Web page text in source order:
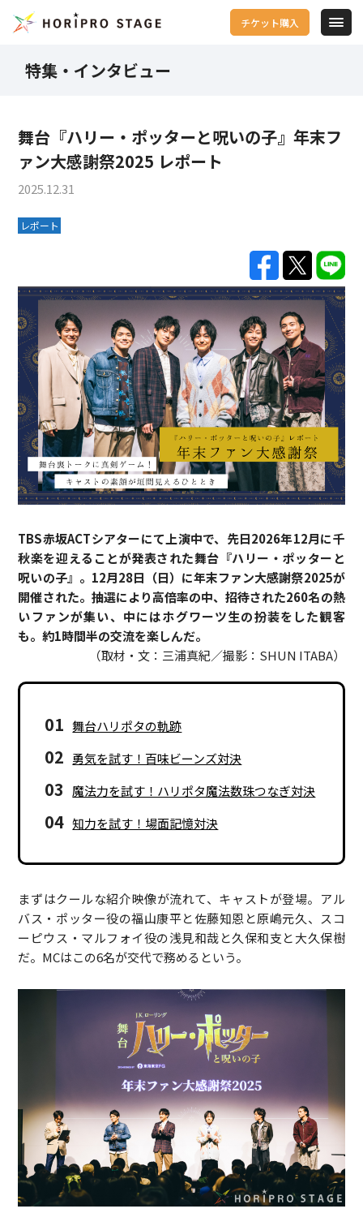
チケット購入
特集・インタビュー
舞台『ハリー・ポッターと呪いの子』年末フ
ァン大感謝祭2025 レポート
2025.12.31
レポート
TBS赤坂ACTシアターにて上演中で、先日2026年12月に千
秋楽を迎えることが発表された舞台『ハリー・ポッターと
呪いの子』。12月28日（日）に年末ファン大感謝祭2025が
開催された。抽選により高倍率の中、招待された260名の熱
いファンが集い、中にはホグワーツ生の扮装をした観客
も。約1時間半の交流を楽しんだ。
（取材・文：三浦真紀／撮影：SHUN ITABA）
01舞台ハリポタの軌跡
02 勇気を試す！百味ビーンズ対決
03 魔法力を試す！ハリポタ魔法数珠つなぎ対決
04知力を試す！場面記憶対決
まずはクールな紹介映像が流れて、キャストが登場。アル
バス・ポッター役の福山康平と佐藤知恩と原嶋元久、スコ
ーピウス・マルフォイ役の浅見和哉と久保和支と大久保樹
だ。MCはこの6名が交代で務めるという。